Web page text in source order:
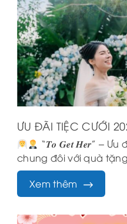
ƯU ĐÃI TIỆC CƯỚI
“𝑻𝒐 𝑮𝒆𝒕 𝑯𝒆𝒓” –
chung đôi với quà
Xem thêm